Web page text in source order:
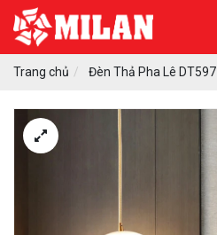
Trang chủ Đèn Thả Pha Lê DT597